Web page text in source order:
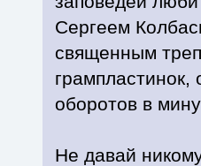
Сергеем
священным
оборотов в
Не давай